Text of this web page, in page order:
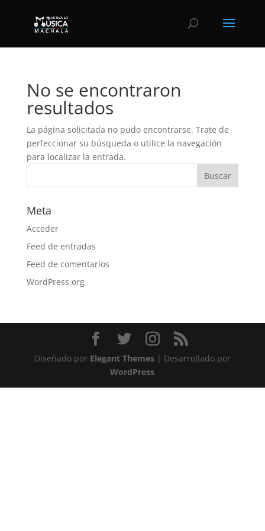
No se encontraron
resultados
La página solicitada no pudo encontrarse. Trate de
perfeccionar su búsqueda o utilice la navegación
para localizar la entrada.
Meta
Acceder
Feed de entradas
Feed de comentarios
WordPress.org
Diseñado por Elegant Themes| Desarrollado por
WordPress